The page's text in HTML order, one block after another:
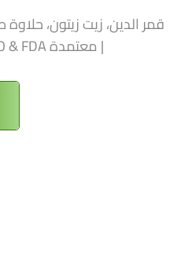
| معتمدة ISO & FDA | نصدر لأوروبا والخليج وأمريكا